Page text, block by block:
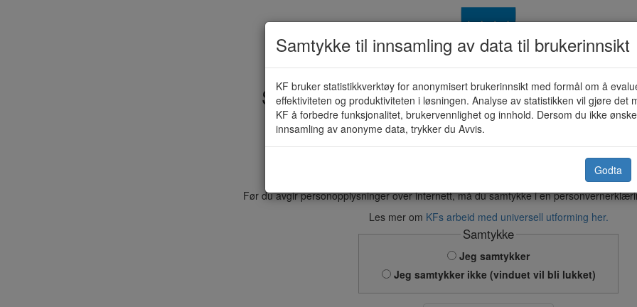
Skole - melding om skolebytte ved flytting
Før du avgir personopplysninger over internett, må du samtykke i en
Les mer om KFs arbeid med universell utforming her.
Samtykke
Jeg samtykker
Jeg samtykker ikke (vinduet vil bli lukket)
Samtykke til innsamling av data til brukerinnsikt
KF bruker statistikkverktøy for anonymisert brukerinnsikt med formål om å
effektiviteten og produktiviteten i løsningen. Analyse av statistikken vil gjøre det
KF å forbedre funksjonalitet, brukervennlighet og innhold. Dersom du ikke
innsamling av anonyme data, trykker du Avvis.
Godta